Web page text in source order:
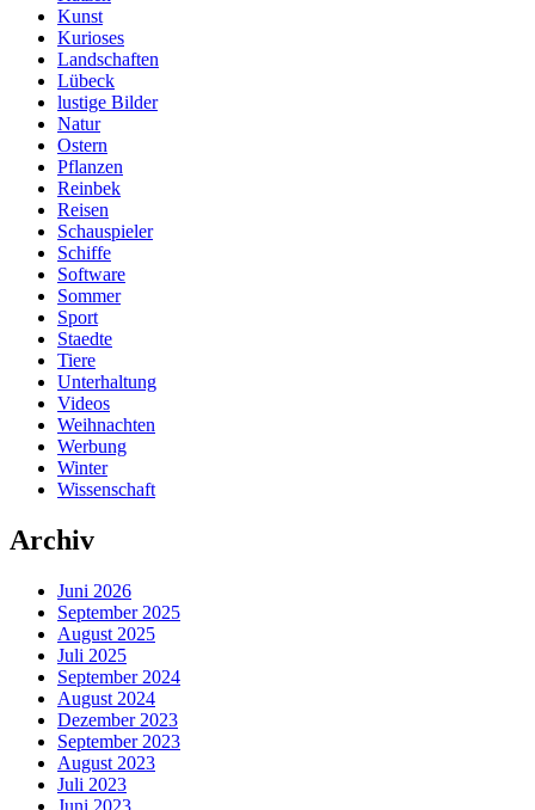
Kunst
Kurioses
Landschaften
Lübeck
lustige Bilder
Natur
Ostern
Pflanzen
Reinbek
Reisen
Schauspieler
Schiffe
Software
Sommer
Sport
Staedte
Tiere
Unterhaltung
Videos
Weihnachten
Werbung
Winter
Wissenschaft
Archiv
Juni 2026
September 2025
August 2025
Juli 2025
September 2024
August 2024
Dezember 2023
September 2023
August 2023
Juli 2023
Juni 2023